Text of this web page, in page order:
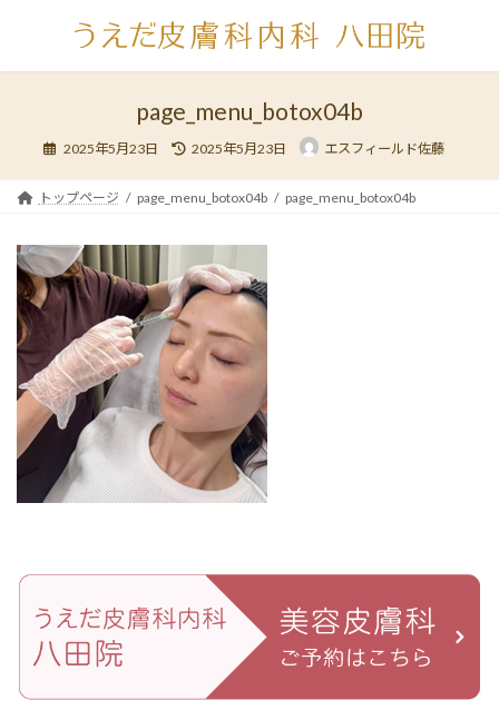
ン
ー
page_menu_botox04b
2025年5月23日
終
新
日
時
2025年5月23日 エスフィールド佐藤
トップページ page_menu_botox04b page_menu_botox04b